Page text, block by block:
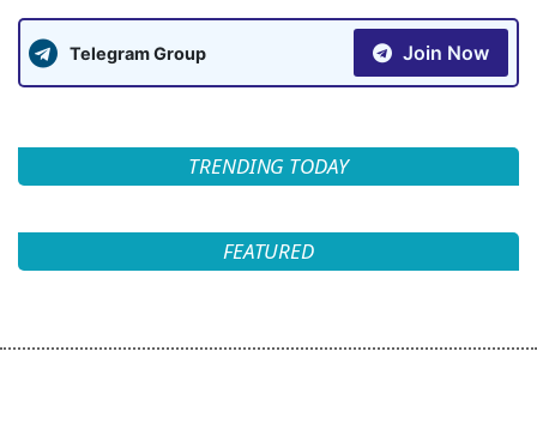
Telegram Group Join Now
TRENDING TODAY
FEATURED